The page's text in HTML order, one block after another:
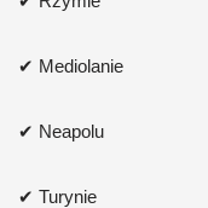
✔ Mediolanie
✔ Neapolu
✔ Turynie